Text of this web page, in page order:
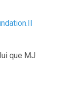
que MJ